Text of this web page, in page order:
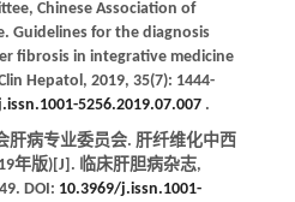
Chinese Association of
Guidelines for the diagnosis
fibrosis in integrative medicine
Hepatol , 2019, 35(7): 1444-
5256.2019.07.007.
肝病专业委员会. 肝纤维化中西
年版)[J]. 临床肝胆病杂志,
DOI: 10.3969/j.issn.1001-